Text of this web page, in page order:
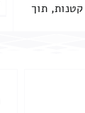
תוך